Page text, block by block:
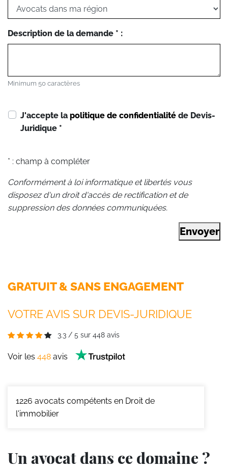
Description de la demande * :
Minimum 50 caractères
J'accepte la politique de confidentialité de Devis-
Juridique *
* : champ à compléter
Conformément à loi informatique et libertés vous
disposez d'un droit d'accès de rectification et de
suppression des données communiquées.
Envoyer
GRATUIT & SANS ENGAGEMENT
VOTRE AVIS SUR DEVIS-JURIDIQUE
3.3 / 5 sur 448 avis
Voir les 448 avis
1226 avocats compétents en Droit de
l'immobilier
Un avocat dans ce domaine ?